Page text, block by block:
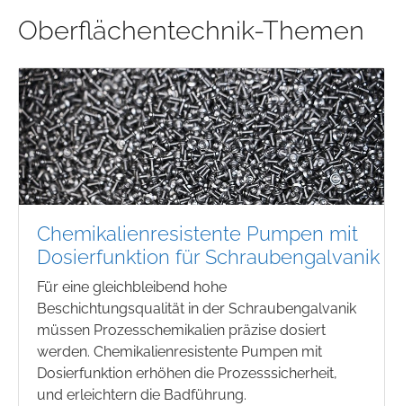
Oberflächentechnik-Themen
Chemikalienresistente Pumpen mit
Dosierfunktion für Schraubengalvanik
Für eine gleichbleibend hohe
Beschichtungsqualität in der Schraubengalvanik
müssen Prozesschemikalien präzise dosiert
werden. Chemikalienresistente Pumpen mit
Dosierfunktion erhöhen die Prozesssicherheit,
und erleichtern die Badführung.